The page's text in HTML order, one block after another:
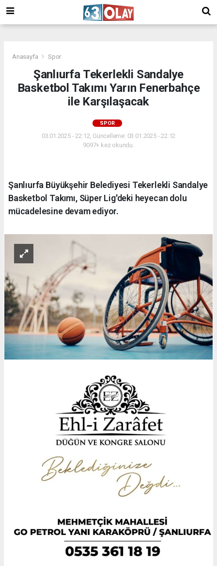
Anasayfa Spor
Şanlıurfa Tekerlekli Sandalye
Basketbol Takımı Yarın Fenerbahçe
ile Karşılaşacak
SPOR
03.01.2025 - 22:12, Güncelleme: 03.01.2025 - 22:12
9097+ kez okundu.
Şanlıurfa Büyükşehir Belediyesi Tekerlekli Sandalye
Basketbol Takımı, Süper Lig'deki heyecan dolu
mücadelesine devam ediyor.